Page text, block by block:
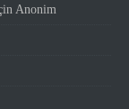
Anonim